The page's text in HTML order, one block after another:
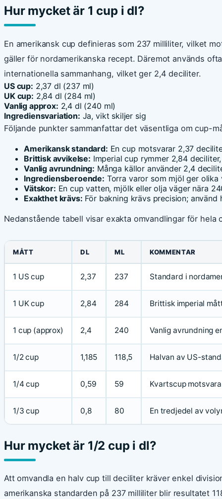
Hur mycket är 1 cup i dl?
En amerikansk cup definieras som 237 milliliter, vilket
gäller för nordamerikanska recept. Däremot används
internationella sammanhang, vilket ger 2,4 deciliter.
US cup: 2,37 dl (237 ml)
UK cup: 2,84 dl (284 ml)
Vanlig approx: 2,4 dl (240 ml)
Ingrediensvariation: Ja, vikt skiljer sig
Följande punkter sammanfattar det väsentliga om cup-
Amerikansk standard: En cup motsvarar 2,37
Brittisk avvikelse: Imperial cup rymmer 2,84
Vanlig avrundning: Många källor använder 2,4
Ingrediensberoende: Torra varor som mjöl ger
Vätskor: En cup vatten, mjölk eller olja väger nära
Exakthet krävs: För bakning krävs precision;
Nedanstående tabell visar exakta omvandlingar för hela
MÅTT DL ML KOMMENTAR
1 US cup 2,37 237 Standard i
1 UK cup 2,84 284 Brittisk imperial
1 cup (approx) 2,4 240 Vanlig avrundning
1/2 cup 1,185 118,5 Halvan av US-
1/4 cup 0,59 59 Kvartscup
1/3 cup 0,8 80 En tredjedel av
Hur mycket är 1/2 cup i dl?
Att omvandla en halv cup till deciliter kräver enkel
amerikanska standarden på 237 milliliter blir resultatet